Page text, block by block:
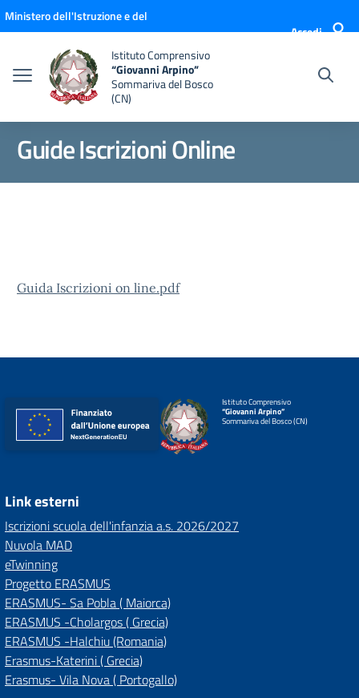
Vai ai contenuti
Vai al menu di navigazione
Vai al footer
Ministero dell'Istruzione e del
Accedi
Istituto Comprensivo
“Giovanni Arpino”
Sommariva del Bosco
(CN)
Guide Iscrizioni Online
Guida Iscrizioni on line.pdf
Istituto Comprensivo
“Giovanni Arpino”
Sommariva del Bosco (CN)
Link esterni
Iscrizioni scuola dell'infanzia a.s. 2026/2027
Nuvola MAD
eTwinning
Progetto ERASMUS
ERASMUS- Sa Pobla ( Maiorca)
ERASMUS -Cholargos ( Grecia)
ERASMUS -Halchiu (Romania)
Erasmus-Katerini ( Grecia)
Erasmus- Vila Nova ( Portogallo)